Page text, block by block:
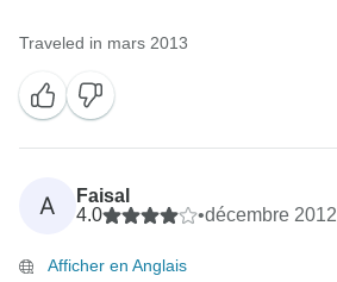
Traveled in mars 2013
A
Faisal
4.0
•décembre 2012
Afficher en Anglais